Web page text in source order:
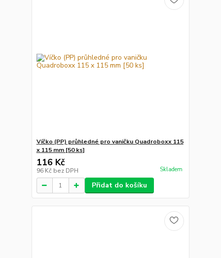
Víčko (PP) průhledné pro vaničku Quadroboxx 115
x 115 mm [50 ks]
116 Kč
96 Kč bez DPH Skladem
Přidat do košíku